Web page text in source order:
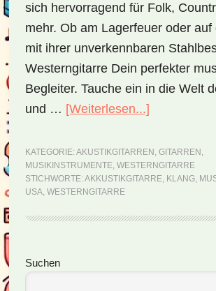
sich hervorragend für Folk,
mehr. Ob am Lagerfeuer oder auf
mit ihrer unverkennbaren
Westerngitarre Dein perfekter
Begleiter. Tauche ein in die Welt
und … [Weiterlesen...]
eine
Hommage
FolkMusik
KATEGORIE: AKUSTIKGITARREN , GITARREN ,
MUSIKINSTRUMENTE, WESTERNGITARRE
STICHWORTE: AKKUSTIKGITARRE, KLANG,
USA, WESTERNGITARRE
Seitenspalte
Suchen